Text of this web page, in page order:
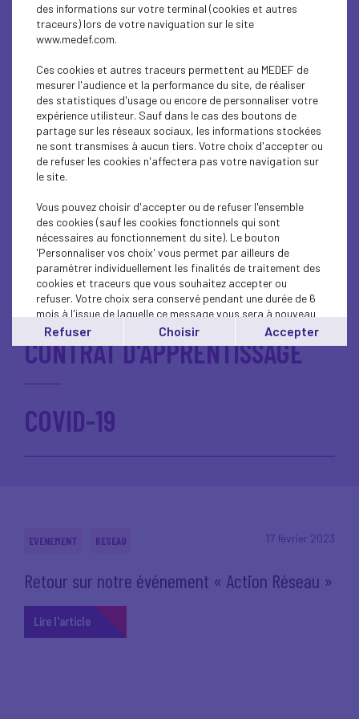
Association
ASSURANCE CHOMAGE
BUSINESS
CLIMAT-ÉNERGIE
CONSOMMATION
CONTRAT D'APPRENTISSAGE
COVID-19
17 février 2023
EVENEMENT RESEAU
Retour sur notre événement « Action Réseau »
Lire l'article
des informations sur votre terminal (cookies et autres
traceurs) lors de votre naviguation sur le site
www.medef.com.
Ces cookies et autres traceurs permettent au MEDEF de
mesurer l'audience et la performance du site, de réaliser
des statistiques d'usage ou encore de personnaliser votre
expérience utilisteur. Sauf dans le cas des boutons de
partage sur les réseaux sociaux, les informations stockées
ne sont transmises à aucun tiers. Votre choix d'accepter ou
de refuser les cookies n'affectera pas votre navigation sur
le site.
Vous pouvez choisir d'accepter ou de refuser l'ensemble
des cookies (sauf les cookies fonctionnels qui sont
nécessaires au fonctionnement du site). Le bouton
'Personnaliser vos choix' vous permet par ailleurs de
paramétrer individuellement les finalités de traitement des
cookies et traceurs que vous souhaitez accepter ou
refuser. Votre choix sera conservé pendant une durée de 6
mois à l'issue de laquelle ce message vous sera à nouveau
affiché..
Vous pouvez modifier votre choix à tout moment en
cliquant sur le lien
'cookies' en bas de page.
Refuser Choisir Accepter